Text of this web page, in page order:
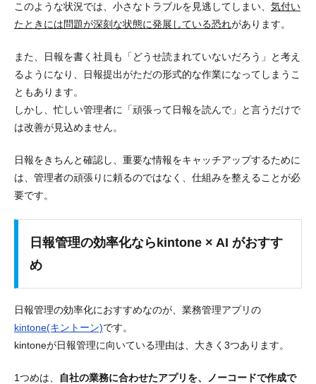
このような状況では、小さなトラブルを見逃してしまい、 気付い
たときには問題が深刻な状態に発展している恐れがあります。
また、日報を書く社員も「どうせ読まれていないだろう」と考え
るようになり、日報提出がただの形式的な作業になってしまうこ
ともあります。
しかし、忙しい管理者に「頑張って日報を読んで」と言うだけで
は改善が見込めません。
日報をきちんと確認し、重要な情報をキャッチアップするために
は、管理者の頑張りに頼るのではなく、仕組みを整えることが必
要です。
日報管理の効率化ならkintone × AI がおすす
め
日報管理の効率化におすすめなのが、業務管理アプリの
kintone(キントーン)です。
kintoneが日報管理に向いている理由は、大きく3つあります。
1つめは、
自社の業務に合わせたアプリを、ノーコードで作成で